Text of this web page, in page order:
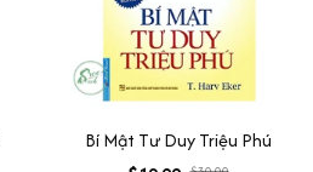
Bí Mật Tư Duy Triệu Phú